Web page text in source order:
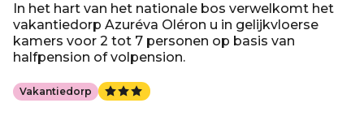
In het hart van het nationale bos verwelkomt het
vakantiedorp Azuréva Oléron u in gelijkvloerse
kamers voor 2 tot 7 personen op basis van
halfpension of volpension.
Vakantiedorp